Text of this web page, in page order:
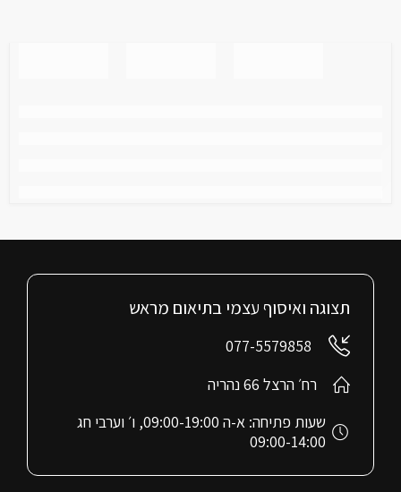
תצוגה ואיסוף עצמי בתיאום מראש
077-5579858
רח׳ הרצל 66 נהריה
שעות פתיחה: א-ה 09:00-19:00, ו׳ וערבי חג
09:00-14:00